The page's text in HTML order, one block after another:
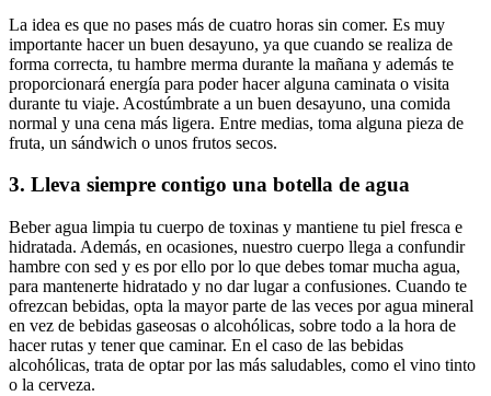
La idea es que no pases más de cuatro horas sin comer. Es muy
importante hacer un buen desayuno, ya que cuando se realiza de
forma correcta, tu hambre merma durante la mañana y además te
proporcionará energía para poder hacer alguna caminata o visita
durante tu viaje. Acostúmbrate a un buen desayuno, una comida
normal y una cena más ligera. Entre medias, toma alguna pieza de
fruta, un sándwich o unos frutos secos.
3. Lleva siempre contigo una botella de agua
Beber agua limpia tu cuerpo de toxinas y mantiene tu piel fresca e
hidratada. Además, en ocasiones, nuestro cuerpo llega a confundir
hambre con sed y es por ello por lo que debes tomar mucha agua,
para mantenerte hidratado y no dar lugar a confusiones. Cuando te
ofrezcan bebidas, opta la mayor parte de las veces por agua mineral
en vez de bebidas gaseosas o alcohólicas, sobre todo a la hora de
hacer rutas y tener que caminar. En el caso de las bebidas
alcohólicas, trata de optar por las más saludables, como el vino tinto
o la cerveza.